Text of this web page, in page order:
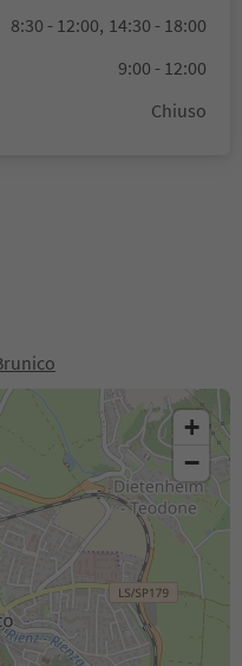
8:30 - 12:00, 14:30 - 18:00
9:00 - 12:00
Chiuso
+
−